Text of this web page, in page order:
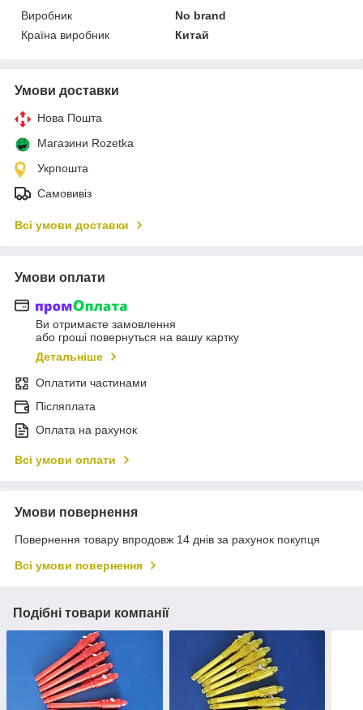
Виробник
No brand
Країна виробник
Китай
Умови доставки
Нова Пошта
Магазини Rozetka
Укрпошта
Самовивіз
Всі умови доставки
Умови оплати
Ви отримаєте замовлення
або гроші повернуться на вашу картку
Детальніше
Оплатити частинами
Післяплата
Оплата на рахунок
Всі умови оплати
Умови повернення
Повернення товару впродовж 14 днів за рахунок покупця
Всі умови повернення
Подібні товари компанії